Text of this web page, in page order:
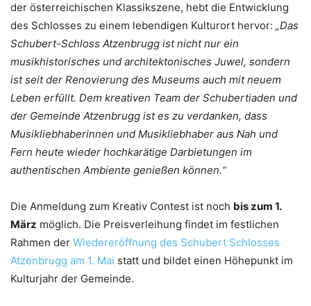
der österreichischen Klassikszene, hebt die Entwicklung
des Schlosses zu einem lebendigen Kulturort hervor: „Das
Schubert-Schloss Atzenbrugg ist nicht nur ein
musikhistorisches und architektonisches Juwel, sondern
ist seit der Renovierung des Museums auch mit neuem
Leben erfüllt. Dem kreativen Team der Schubertiaden und
der Gemeinde Atzenbrugg ist es zu verdanken, dass
Musikliebhaberinnen und Musikliebhaber aus Nah und
Fern heute wieder hochkarätige Darbietungen im
authentischen Ambiente genießen können.“
Die Anmeldung zum Kreativ Contest ist noch bis zum 1.
März möglich. Die Preisverleihung findet im festlichen
Rahmen der Wiedereröffnung des Schubert Schlosses
Atzenbrugg am 1. Mai statt und bildet einen Höhepunkt im
Kulturjahr der Gemeinde.